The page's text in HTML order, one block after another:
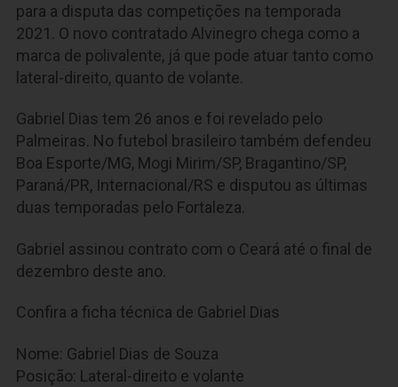
para a disputa das competições na temporada
2021. O novo contratado Alvinegro chega como a
marca de polivalente, já que pode atuar tanto como
lateral-direito, quanto de volante.
Gabriel Dias tem 26 anos e foi revelado pelo
Palmeiras. No futebol brasileiro também defendeu
Boa Esporte/MG, Mogi Mirim/SP, Bragantino/SP,
Paraná/PR, Internacional/RS e disputou as últimas
duas temporadas pelo Fortaleza.
Gabriel assinou contrato com o Ceará até o final de
dezembro deste ano.
Confira a ficha técnica de Gabriel Dias
Nome: Gabriel Dias de Souza
Posição: Lateral-direito e volante